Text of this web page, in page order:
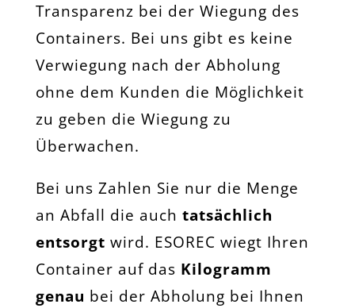
Transparenz bei der Wiegung des
Containers. Bei uns gibt es keine
Verwiegung nach der Abholung
ohne dem Kunden die Möglichkeit
zu geben die Wiegung zu
Überwachen.
Bei uns Zahlen Sie nur die Menge
an Abfall die auch tatsächlich
entsorgt wird. ESOREC wiegt Ihren
Container auf das Kilogramm
genau bei der Abholung bei Ihnen